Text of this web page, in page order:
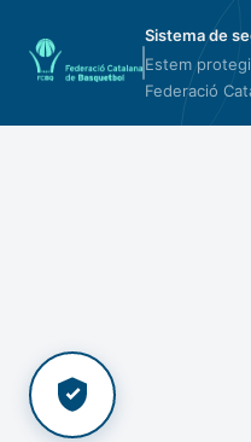
Sistema de
Estem
Federació